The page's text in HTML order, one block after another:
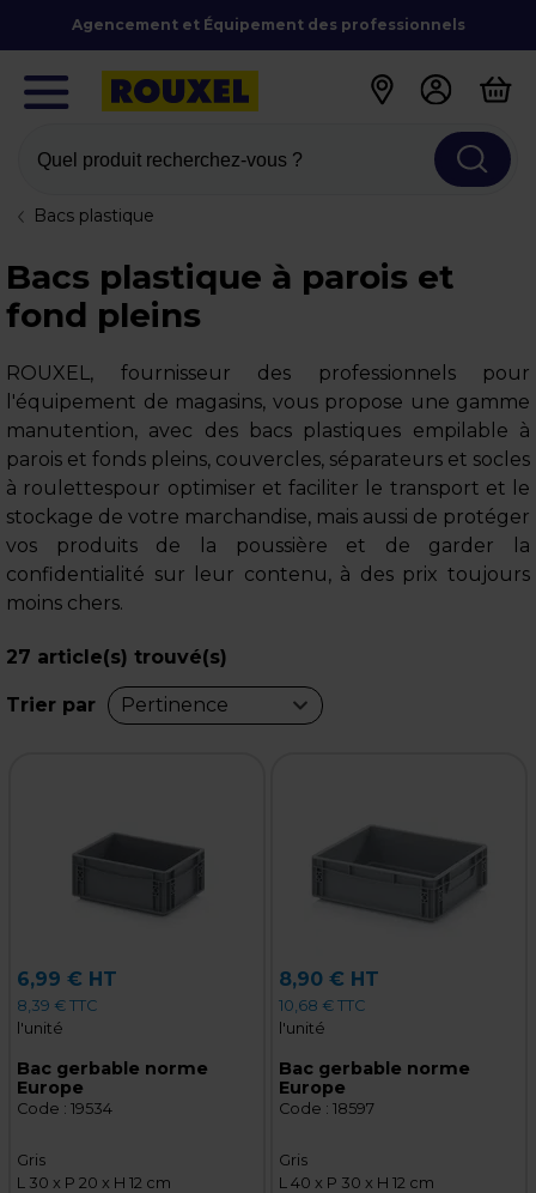
Agencement et Équipement des professionnels
Quel produit recherchez-vous ?
Bacs plastique
Bacs plastique à parois et
fond pleins
ROUXEL, fournisseur des professionnels pour
l'équipement de magasins, vous propose une gamme
manutention, avec des bacs plastiques empilable à
parois et fonds pleins, couvercles, séparateurs et socles
à roulettespour optimiser et faciliter le transport et le
stockage de votre marchandise, mais aussi de protéger
vos produits de la poussière et de garder la
confidentialité sur leur contenu, à des prix toujours
moins chers.
27 article(s) trouvé(s)
Trier par Pertinence
6,99 € HT
8,39 € TTC
l'unité
Bac gerbable norme
Europe
Code : 19534
Gris
L 30 x P 20 x H 12 cm
8,90 € HT
10,68 € TTC
l'unité
Bac gerbable norme
Europe
Code : 18597
Gris
L 40 x P 30 x H 12 cm